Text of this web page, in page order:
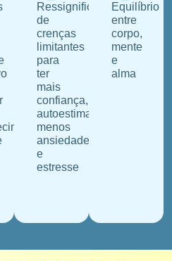
Ressignificação
de
crenças
limitantes
para
ter
mais
confiança,
autoestima,
menos
ansiedade
e
estresse
Equilíbrio
entre
corpo,
mente
e
alma